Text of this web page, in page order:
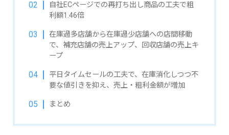
自社ECページでの再打ち出し商品の工夫で粗
利額1.46倍
在庫過多店舗から在庫過少店舗への店間移動
で、補充店舗の売上アップ、回収店舗の売上キ
ープ
平日タイムセールの工夫で、在庫消化しつつ不
要な値引きを抑え、売上・粗利金額が増加
まとめ